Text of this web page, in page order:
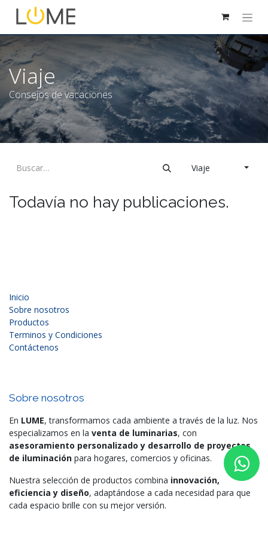
Viaje
Consejos de vacaciones
Viaje
Todavía no hay publicaciones.
Inicio
Sobre nosotros
Productos
Terminos y Condiciones
Contáctenos
Sobre nosotros
En LUME, transformamos cada ambiente a través de la luz. Nos
especializamos en la venta de luminarias, con
asesoramiento personalizado y desarrollo de proyectos
de iluminación para hogares, comercios y oficinas.
Nuestra selección de productos combina innovación,
eficiencia y diseño, adaptándose a cada necesidad para que
cada espacio brille con su mejor versión.